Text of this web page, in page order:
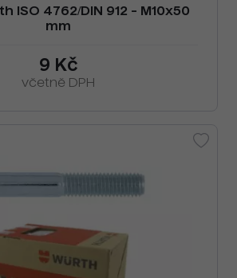
ISO 4762/DIN 912 - M10x50
mm
9 Kč
včetně DPH